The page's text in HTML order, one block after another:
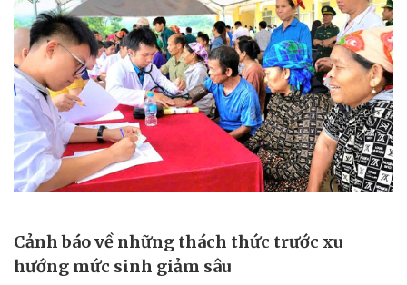
Cảnh báo về những thách thức trước xu
hướng mức sinh giảm sâu